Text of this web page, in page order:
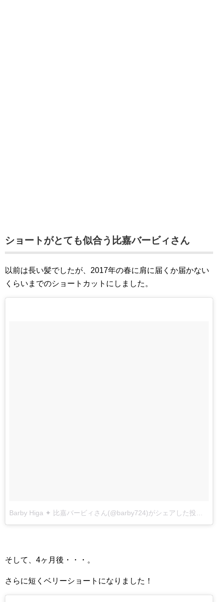
ショートがとても似合う比嘉バービィさん
以前は長い髪でしたが、2017年の春に肩に届くか届かない
くらいまでのショートカットにしました。
そして、4ヶ月後・・・。
さらに短くベリーショートになりました！